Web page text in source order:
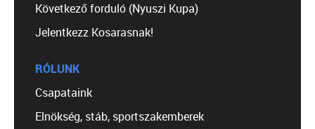
Következő forduló (Nyuszi Kupa)
Jelentkezz Kosarasnak!
RÓLUNK
Csapataink
Elnökség, stáb, sportszakemberek